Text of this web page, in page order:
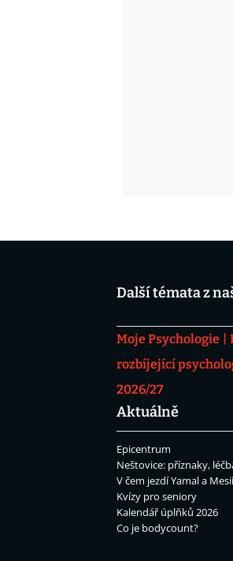
Další témata z
Moje Psychologie
rozbíjející
2026/27
Aktuálně
Epicentrum
Neštovice: příznaky,
V čem jezdí Yamal a
Kvízy pro seniory
Kalendář úplňků 2026
Co je bodycount?